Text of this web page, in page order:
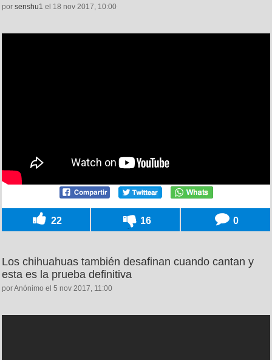
por senshu1 el 18 nov 2017, 10:00
22 16 0
Los chihuahuas también desafinan cuando cantan y
esta es la prueba definitiva
por Anónimo el 5 nov 2017, 11:00